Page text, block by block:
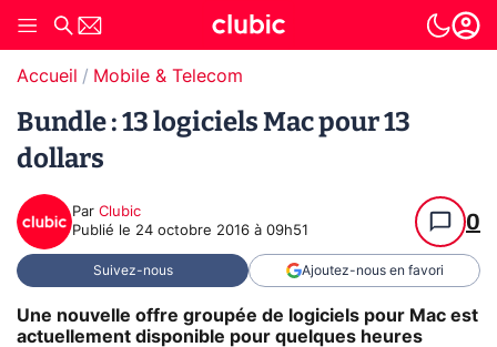
Accueil Mobile & Telecom
Bundle : 13 logiciels Mac pour 13
dollars
Par Clubic
Publié le 24 octobre 2016 à 09h51 0
Suivez-nous Ajoutez-nous en favori
Une nouvelle offre groupée de logiciels pour Mac est
actuellement disponible pour quelques heures